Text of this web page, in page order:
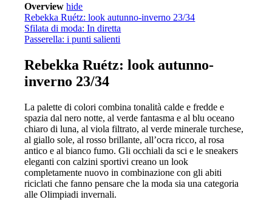
Overview hide
Rebekka Ruétz: look autunno-inverno 23/34
Sfilata di moda: In diretta
Passerella: i punti salienti
Rebekka Ruétz: look autunno-
inverno 23/34
La palette di colori combina tonalità calde e fredde e
spazia dal nero notte, al verde fantasma e al blu oceano
chiaro di luna, al viola filtrato, al verde minerale turchese,
al giallo sole, al rosso brillante, all’ocra ricco, al rosa
antico e al bianco fumo. Gli occhiali da sci e le sneakers
eleganti con calzini sportivi creano un look
completamente nuovo in combinazione con gli abiti
riciclati che fanno pensare che la moda sia una categoria
alle Olimpiadi invernali.